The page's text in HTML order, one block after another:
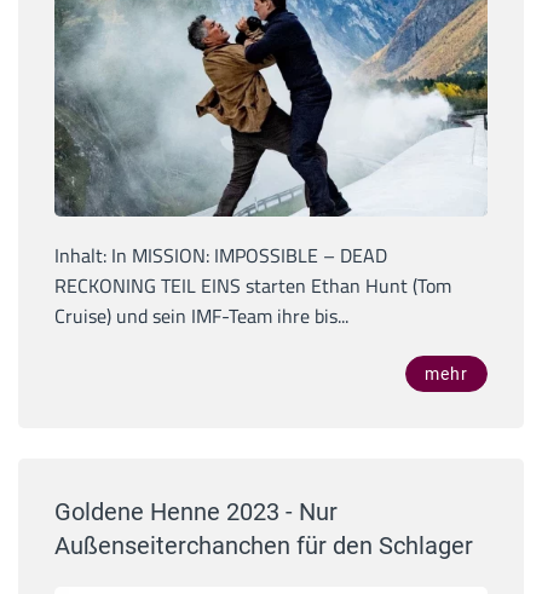
Inhalt: In MISSION: IMPOSSIBLE – DEAD
RECKONING TEIL EINS starten Ethan Hunt (Tom
Cruise) und sein IMF-Team ihre bis...
mehr
Goldene Henne 2023 - Nur
Außenseiterchanchen für den Schlager